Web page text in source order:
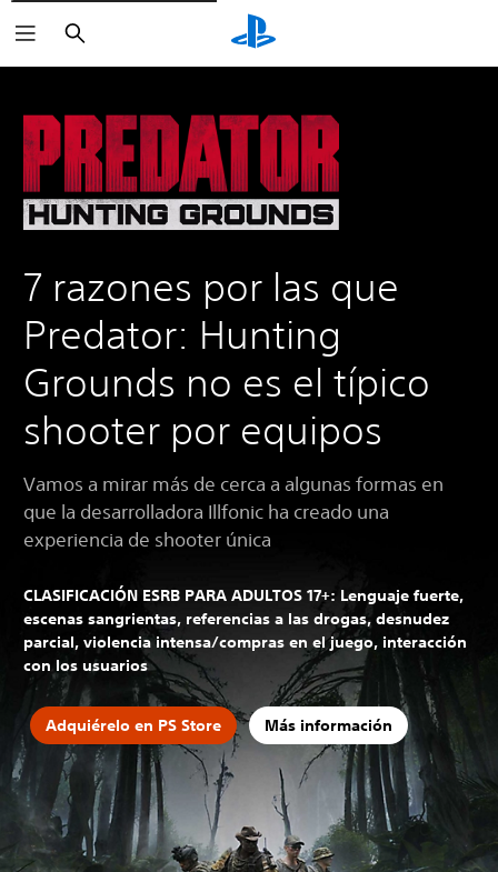
Buscar
7 razones por las que
Predator: Hunting
Grounds no es el típico
shooter por equipos
Vamos a mirar más de cerca a algunas formas en
que la desarrolladora Illfonic ha creado una
experiencia de shooter única
CLASIFICACIÓN ESRB PARA ADULTOS 17+: Lenguaje fuerte,
escenas sangrientas, referencias a las drogas, desnudez
parcial, violencia intensa/compras en el juego, interacción
con los usuarios
Adquiérelo en PS Store Más información